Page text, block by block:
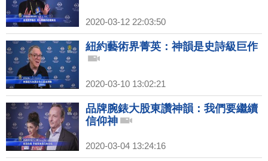
2020-03-12 22:03:50
紐約藝術界菁英：神韻是史詩級巨作
2020-03-10 13:02:21
品牌腕錶大股東讚神韻：我們要繼續
信仰神
2020-03-04 13:24:16